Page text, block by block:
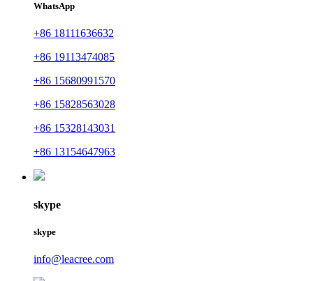
WhatsApp
+86 18111636632
+86 19113474085
+86 15680991570
+86 15828563028
+86 15328143031
+86 13154647963
skype
skype
info@leacree.com